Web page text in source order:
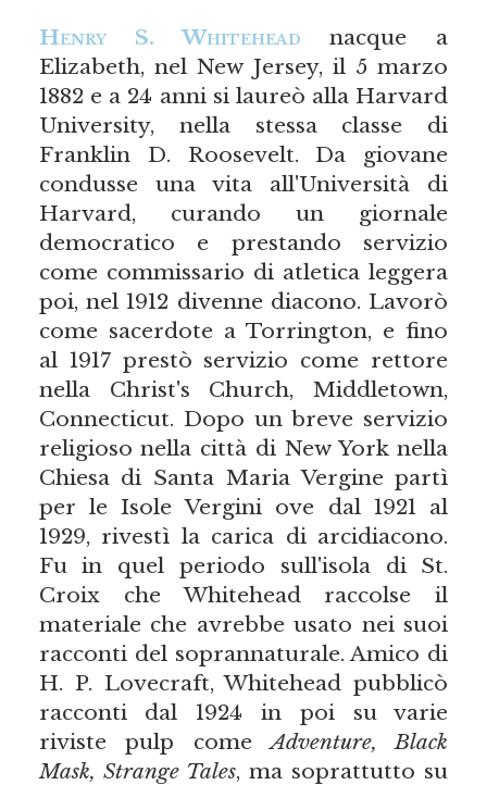
Henry S. Whitehead nacque a
Elizabeth, nel New Jersey, il 5 marzo
1882 e a 24 anni si laureò alla Harvard
University, nella stessa classe di
Franklin D. Roosevelt. Da giovane
condusse una vita all'Università di
Harvard, curando un giornale
democratico e prestando servizio
come commissario di atletica leggera
poi, nel 1912 divenne diacono. Lavorò
come sacerdote a Torrington, e fino
al 1917 prestò servizio come rettore
nella Christ's Church, Middletown,
Connecticut. Dopo un breve servizio
religioso nella città di New York nella
Chiesa di Santa Maria Vergine partì
per le Isole Vergini ove dal 1921 al
1929, rivestì la carica di arcidiacono.
Fu in quel periodo sull'isola di St.
Croix che Whitehead raccolse il
materiale che avrebbe usato nei suoi
racconti del soprannaturale. Amico di
H. P. Lovecraft, Whitehead pubblicò
racconti dal 1924 in poi su varie
riviste pulp comeAdventure, Black
Mask, Strange Tales, ma soprattutto su